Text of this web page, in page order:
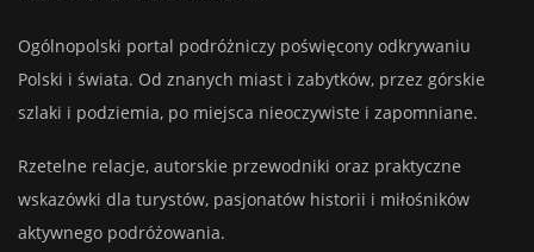
Ogólnopolski portal podróżniczy poświęcony odkrywaniu
Polski i świata. Od znanych miast i zabytków, przez górskie
szlaki i podziemia, po miejsca nieoczywiste i zapomniane.
Rzetelne relacje, autorskie przewodniki oraz praktyczne
wskazówki dla turystów, pasjonatów historii i miłośników
aktywnego podróżowania.